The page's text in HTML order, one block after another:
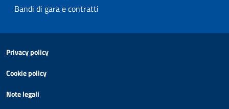
Bandi di gara e contratti
Privacy policy
Cookie policy
Note legali